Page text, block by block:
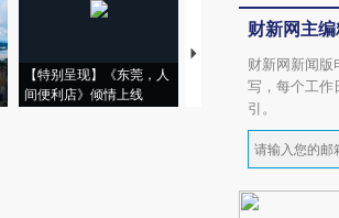
【特别呈现】《东莞，人
间便利店》倾情上线
【推广】走进第四届链博
会，让数智科技“链”接产
财新网主
财新网新闻版
写，每个工作
引。